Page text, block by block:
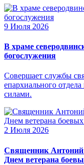
9 Июля 2026
В храме
богослужения
Совершает службы
епархиального
силами.
2 Июля 2026
Священник Антоний
Днем ветерана